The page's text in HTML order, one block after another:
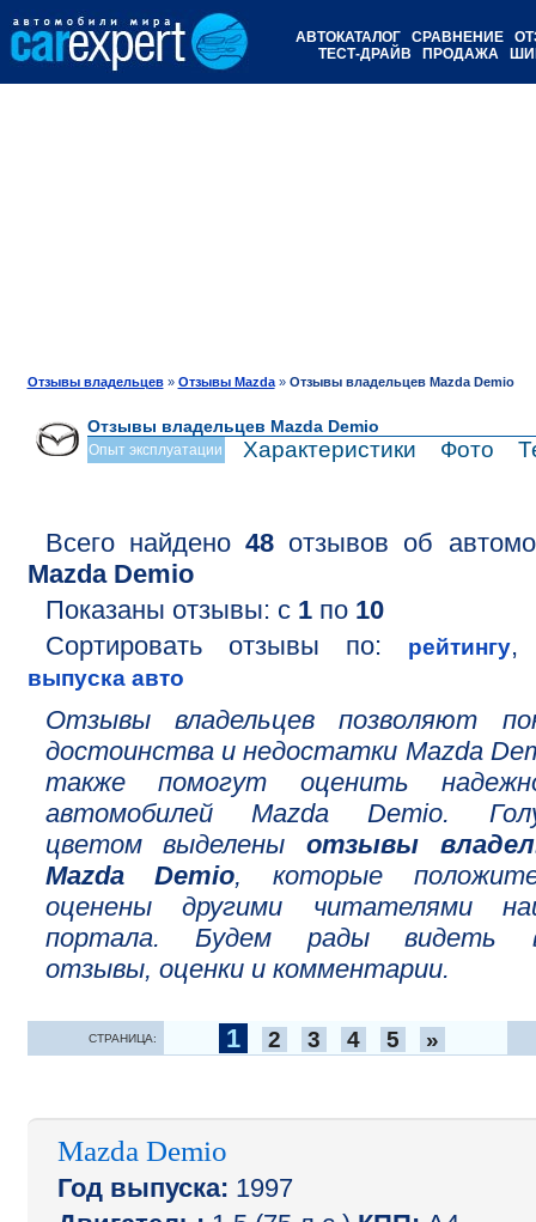
АВТОКАТАЛОГ СРАВНЕНИЕ
ТЕСТ-ДРАЙВ
ПРОДАЖА
Отзывы владельцев» Отзывы Mazda» Отзывы владельцев Mazda Demio
Отзывы владельцев Mazda Demio
Опыт эксплуатации Характеристики Фото
Всего найдено 48отзывов об
Mazda Demio
Показаны отзывы: с 1по 10
Сортировать отзывы по:
рейтингу
выпуска авто
Отзывы владельцев позволяют
достоинства и недостатки Mazda
также помогут оценить
автомобилей Mazda Demio.
цветом выделены отзывы
Mazda Demio, которые
оценены другими читателями
портала. Будем рады видеть
отзывы, оценки и комментарии.
СТРАНИЦА: 1 2 3 4 5 »
Mazda Demio
Год выпуска: 1997